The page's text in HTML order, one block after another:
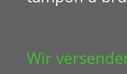
Wir